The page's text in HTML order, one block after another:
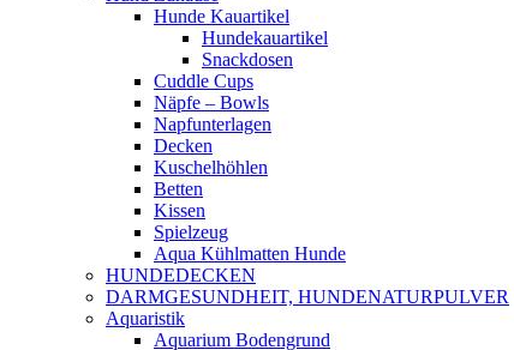
Hunde Kauartikel
Hundekauartikel
Snackdosen
Cuddle Cups
Näpfe – Bowls
Napfunterlagen
Decken
Kuschelhöhlen
Betten
Kissen
Spielzeug
Aqua Kühlmatten Hunde
HUNDEDECKEN
DARMGESUNDHEIT, HUNDENATURPULVER
Aquaristik
Aquarium Bodengrund